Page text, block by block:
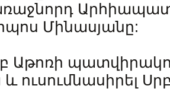
Մինասյանը:
Աթոռի
ուսումնասիրել